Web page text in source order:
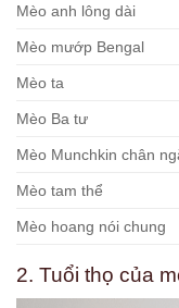
Mèo anh lông dài
Mèo mướp Bengal
Mèo ta
Mèo Ba tư
Mèo Munchkin chân
Mèo tam thể
Mèo hoang nói chung
2. Tuổi thọ của